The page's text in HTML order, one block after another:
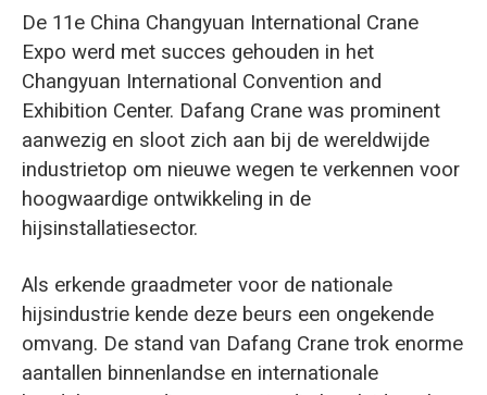
De 11e China Changyuan International Crane
Expo werd met succes gehouden in het
Changyuan International Convention and
Exhibition Center. Dafang Crane was prominent
aanwezig en sloot zich aan bij de wereldwijde
industrietop om nieuwe wegen te verkennen voor
hoogwaardige ontwikkeling in de
hijsinstallatiesector.
Als erkende graadmeter voor de nationale
hijsindustrie kende deze beurs een ongekende
omvang. De stand van Dafang Crane trok enorme
aantallen binnenlandse en internationale